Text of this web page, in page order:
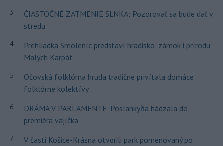
3
ČIASTOČNÉ ZATMENIE SLNKA: Pozorovať sa bude dať v
stredu
4
Prehliadka Smoleníc predstaví hradisko, zámok i prírodu
Malých Karpát
5
Očovská folklórna hruda tradične privítala domáce
folklórne kolektívy
6
DRÁMA V PARLAMENTE: Poslankyňa hádzala do
premiéra vajíčka
7
V časti Košice-Krásna otvorili park pomenovaný po